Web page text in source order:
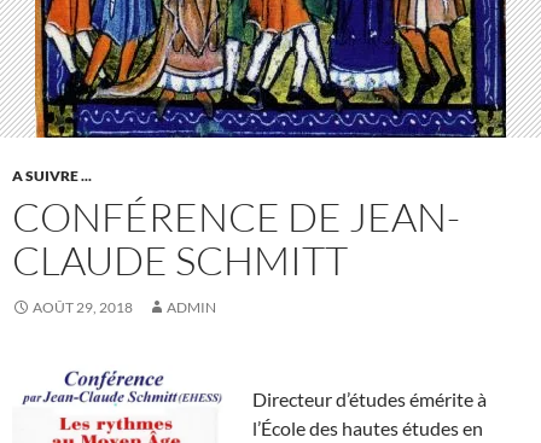
A SUIVRE ...
CONFÉRENCE DE JEAN-
CLAUDE SCHMITT
AOÛT 29, 2018 ADMIN
Directeur d’études émérite à
l’École des hautes études en